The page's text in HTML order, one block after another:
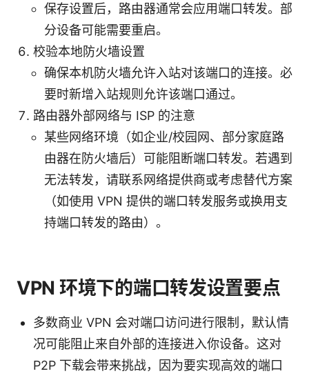
保存设置后，路由器通常会应用端口转发。部
分设备可能需要重启。
校验本地防火墙设置
确保本机防火墙允许入站对该端口的连接。必
要时新增入站规则允许该端口通过。
路由器外部网络与 ISP 的注意
某些网络环境（如企业/校园网、部分家庭路
由器在防火墙后）可能阻断端口转发。若遇到
无法转发，请联系网络提供商或考虑替代方案
（如使用 VPN 提供的端口转发服务或换用支
持端口转发的路由）。
VPN 环境下的端口转发设置要点
多数商业 VPN 会对端口访问进行限制，默认情
况可能阻止来自外部的连接进入你设备。这对
P2P 下载会带来挑战，因为要实现高效的端口